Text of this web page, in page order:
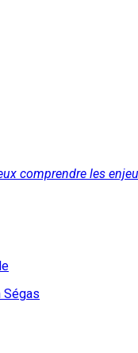
comprendre les
Ségas